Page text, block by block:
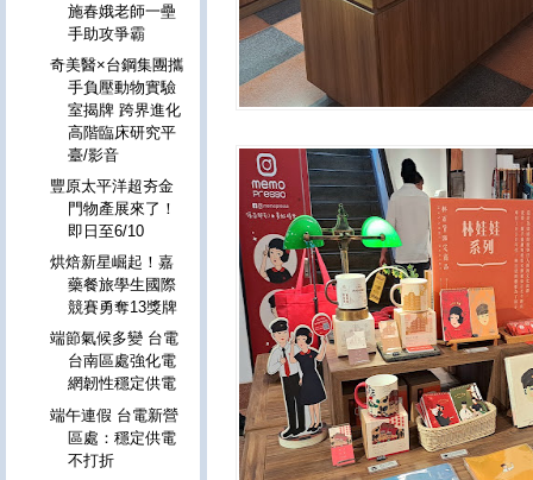
施春娥老師一壘
手助攻爭霸
奇美醫×台鋼集團攜
手負壓動物實驗
室揭牌 跨界進化
高階臨床研究平
臺/影音
豐原太平洋超夯金
門物產展來了！
即日至6/10
烘焙新星崛起！嘉
藥餐旅學生國際
競賽勇奪13獎牌
端節氣候多變 台電
台南區處強化電
網韌性穩定供電
端午連假 台電新營
區處：穩定供電
不打折